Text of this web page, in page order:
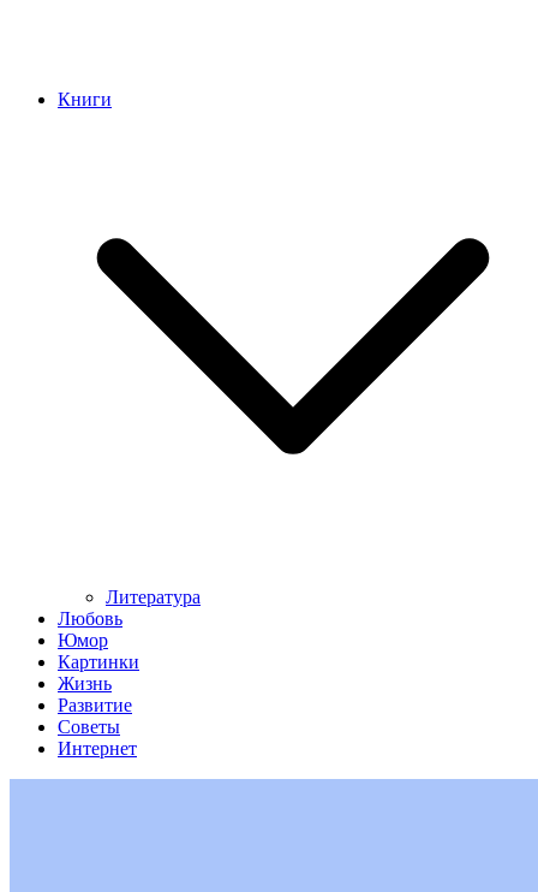
Книги
Литература
Любовь
Юмор
Картинки
Жизнь
Развитие
Советы
Интернет